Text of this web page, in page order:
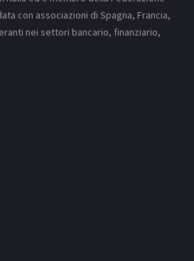
con associazioni di Spagna, Francia,
nei settori bancario, finanziario,